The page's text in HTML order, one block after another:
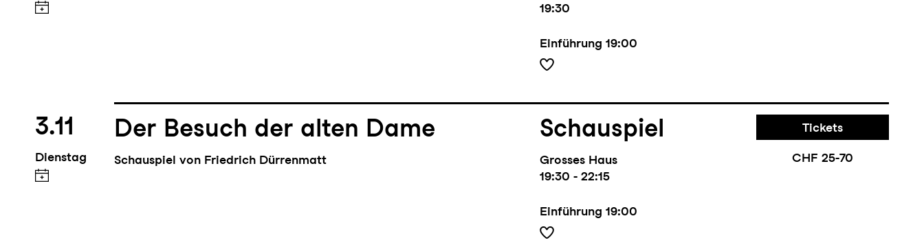
19:30
Einführung 19:00
3.11
Dienstag
Der Besuch der alten Dame
Schauspiel von Friedrich Dürrenmatt
Schauspiel
Grosses Haus
19:30 - 22:15
Einführung 19:00
Tickets
CHF 25-70